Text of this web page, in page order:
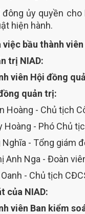
ủy quyền
hiện hành.
việc bầu thành
trị NIAD:
viên Hội đồng
quản trị:
Hoàng - Chủ tịch
Hoàng - Phó Chủ
Nghĩa - Tổng giám
Anh Nga - Đoàn
- Chủ tịch
của NIAD:
viên Ban kiểm